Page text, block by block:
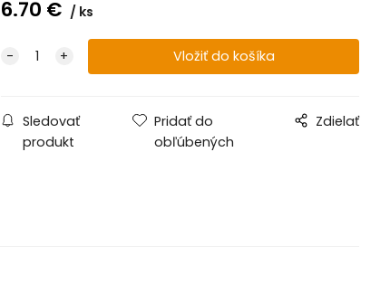
6.70 € ks
Sledovať
produkt
Pridať do
obľúbených
Zdielať